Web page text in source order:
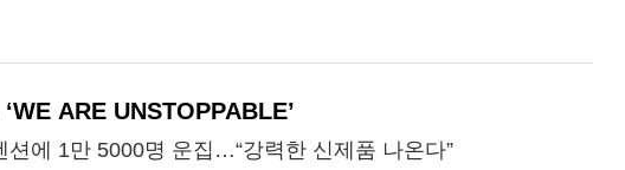
하게 개최했다. 약 300명의 ...
ARE UNSTOPPABLE’
션에 1만 5000명 운집…“강력한 신제품 나온다”